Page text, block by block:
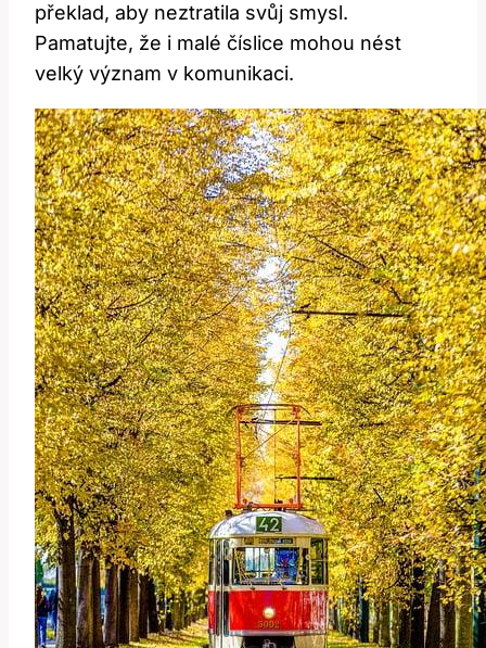
překlad, ‍aby ⁢neztratila ​svůj smysl.​
Pamatujte, ‌že i ⁣malé⁤ číslice mohou nést
velký význam v ⁢komunikaci.